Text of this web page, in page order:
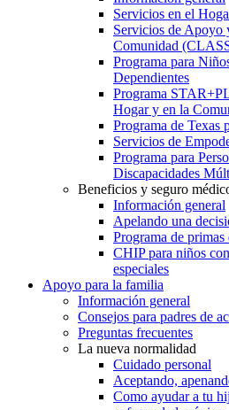
Servicios en el
Servicios de Apoyo
Comunidad
Programa para
Dependientes
Programa
Hogar y en la
Programa de
Servicios de
Programa para
Discapacidades
Beneficios y seguro
Información general
Apelando una
Programa de
CHIP para niños
especiales
Apoyo para la familia
Información general
Consejos para padres de
Preguntas frecuentes
La nueva normalidad
Cuidado personal
Aceptando,
Como ayudar a tu